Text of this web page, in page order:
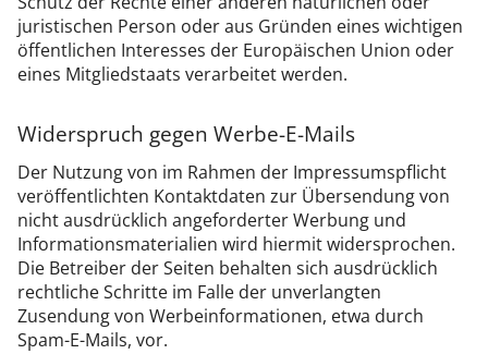
juristischen Person oder aus Gründen eines wichtigen
öffentlichen Interesses der Europäischen Union oder
eines Mitgliedstaats verarbeitet werden.
Widerspruch gegen Werbe-E-Mails
Der Nutzung von im Rahmen der Impressumspflicht
veröffentlichten Kontaktdaten zur Übersendung von
nicht ausdrücklich angeforderter Werbung und
Informationsmaterialien wird hiermit widersprochen.
Die Betreiber der Seiten behalten sich ausdrücklich
rechtliche Schritte im Falle der unverlangten
Zusendung von Werbeinformationen, etwa durch
Spam-E-Mails, vor.